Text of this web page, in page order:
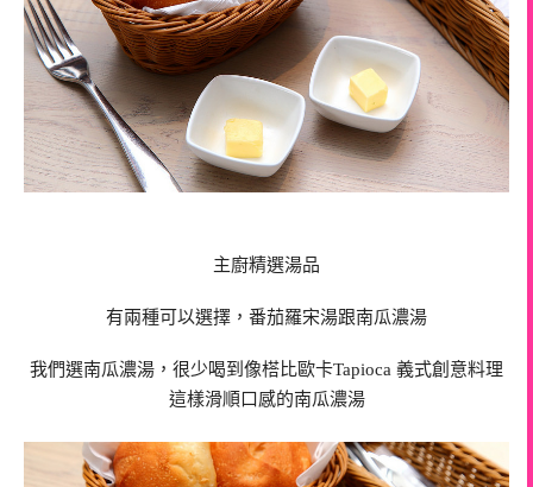
主廚精選湯品
有兩種可以選擇，番茄羅宋湯跟南瓜濃湯
我們選南瓜濃湯，很少喝到像榙比歐卡Tapioca 義式創意料理
這樣滑順口感的南瓜濃湯